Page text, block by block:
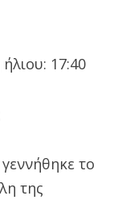
17:40
το
της